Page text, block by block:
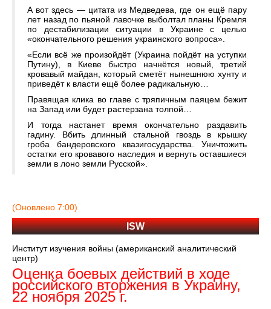
А вот здесь — цитата из Медведева, где он ещё пару
лет назад по пьяной лавочке выболтал планы Кремля
по дестабилизации ситуации в Украине с целью
«окончательного решения украинского вопроса».
«Если всё же произойдёт (Украина пойдёт на уступки
Путину), в Киеве быстро начнётся новый, третий
кровавый майдан, который сметёт нынешнюю хунту и
приведёт к власти ещё более радикальную…
Правящая клика во главе с тряпичным паяцем бежит
на Запад или будет растерзана толпой…
И тогда настанет время окончательно раздавить
гадину. Вбить длинный стальной гвоздь в крышку
гроба бандеровского квазигосударства. Уничтожить
остатки его кровавого наследия и вернуть оставшиеся
земли в лоно земли Русской».
(Оновлено 7:00)
ISW
Институт изучения войны (американский аналитический
центр)
Оценка боевых действий в ходе
российского вторжения в Украину,
22 ноября 2025 г.